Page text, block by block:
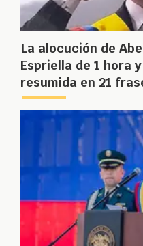
La alocución de
Espriella de 1 hora
resumida en 21